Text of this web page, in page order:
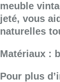
meuble
jeté, vous
naturelles
Matériaux :
Pour plus